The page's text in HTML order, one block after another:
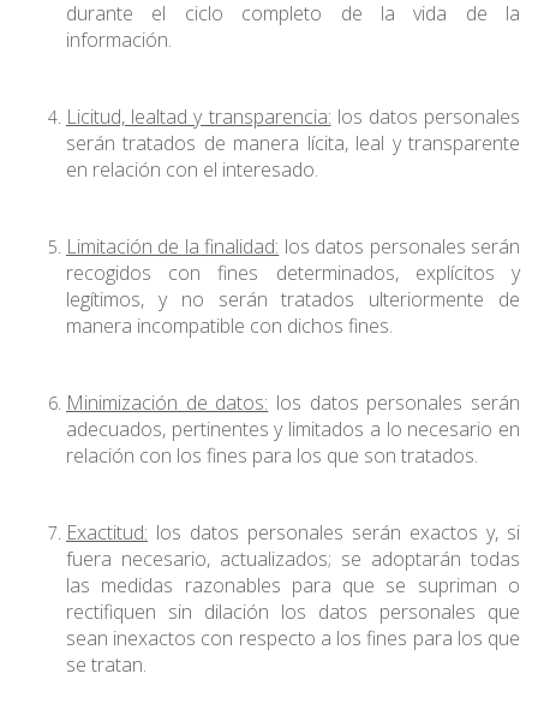
durante el ciclo completo de la vida de la
información.
Licitud, lealtad y transparencia: los datos personales
serán tratados de manera lícita, leal y transparente
en relación con el interesado.
Limitación de la finalidad: los datos personales serán
recogidos con fines determinados, explícitos y
legítimos, y no serán tratados ulteriormente de
manera incompatible con dichos fines.
Minimización de datos: los datos personales serán
adecuados, pertinentes y limitados a lo necesario en
relación con los fines para los que son tratados.
Exactitud: los datos personales serán exactos y, si
fuera necesario, actualizados; se adoptarán todas
las medidas razonables para que se supriman o
rectifiquen sin dilación los datos personales que
sean inexactos con respecto a los fines para los que
se tratan.